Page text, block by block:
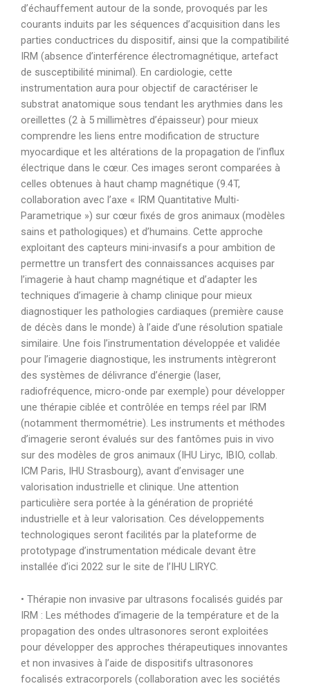
d’échauffement autour de la sonde, provoqués par les
courants induits par les séquences d’acquisition dans les
parties conductrices du dispositif, ainsi que la compatibilité
IRM (absence d’interférence électromagnétique, artefact
de susceptibilité minimal). En cardiologie, cette
instrumentation aura pour objectif de caractériser le
substrat anatomique sous tendant les arythmies dans les
oreillettes (2 à 5 millimètres d’épaisseur) pour mieux
comprendre les liens entre modification de structure
myocardique et les altérations de la propagation de l’influx
électrique dans le cœur. Ces images seront comparées à
celles obtenues à haut champ magnétique (9.4T,
collaboration avec l’axe « IRM Quantitative Multi-
Parametrique ») sur cœur fixés de gros animaux (modèles
sains et pathologiques) et d’humains. Cette approche
exploitant des capteurs mini-invasifs a pour ambition de
permettre un transfert des connaissances acquises par
l’imagerie à haut champ magnétique et d’adapter les
techniques d’imagerie à champ clinique pour mieux
diagnostiquer les pathologies cardiaques (première cause
de décès dans le monde) à l’aide d’une résolution spatiale
similaire. Une fois l’instrumentation développée et validée
pour l’imagerie diagnostique, les instruments intègreront
des systèmes de délivrance d’énergie (laser,
radiofréquence, micro-onde par exemple) pour développer
une thérapie ciblée et contrôlée en temps réel par IRM
(notamment thermométrie). Les instruments et méthodes
d’imagerie seront évalués sur des fantômes puis in vivo
sur des modèles de gros animaux (IHU Liryc, IBIO, collab.
ICM Paris, IHU Strasbourg), avant d’envisager une
valorisation industrielle et clinique. Une attention
particulière sera portée à la génération de propriété
industrielle et à leur valorisation. Ces développements
technologiques seront facilités par la plateforme de
prototypage d’instrumentation médicale devant être
installée d’ici 2022 sur le site de l’IHU LIRYC.
• Thérapie non invasive par ultrasons focalisés guidés par
IRM : Les méthodes d’imagerie de la température et de la
propagation des ondes ultrasonores seront exploitées
pour développer des approches thérapeutiques innovantes
et non invasives à l’aide de dispositifs ultrasonores
focalisés extracorporels (collaboration avec les sociétés